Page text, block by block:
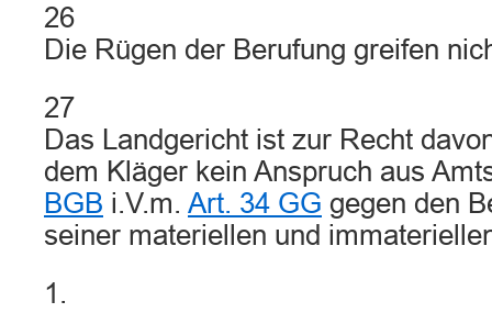
26
Die Rügen der Berufung greifen
27
Das Landgericht ist zur Recht
dem Kläger kein Anspruch aus
BGB i.V.m. Art. 34 GG gegen den
seiner materiellen und
1.